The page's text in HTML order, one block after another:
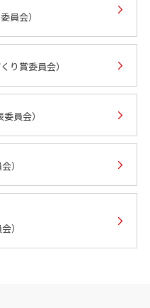
員会）
り賞委員会）
委員会）
）
）